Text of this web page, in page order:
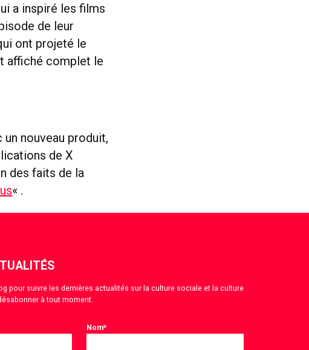
a inspiré les films
de leur
ont projeté le
affiché complet le
nouveau produit,
de X
des faits de la
« .
pour suivre les dernières actualités sur la culture sociale et la culture
à tout moment.
Nom*